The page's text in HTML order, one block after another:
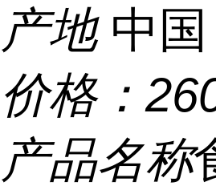
产地 中
价格：
产品名称